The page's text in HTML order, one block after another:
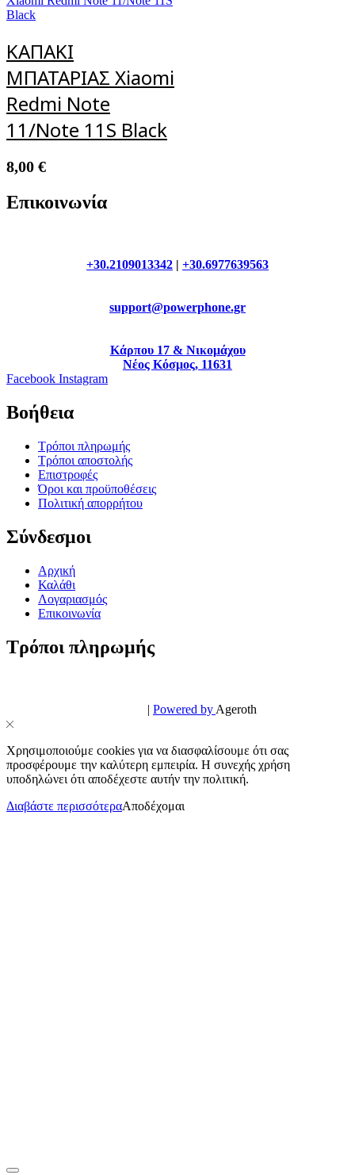
ΚΑΠΑΚΙ
ΜΠΑΤΑΡΙΑΣ Xiaomi
Redmi Note
11/Note 11S Black
8,00 €
Επικοινωνία
+30.2109013342 | +30.6977639563
support@powerphone.gr
Κάρπου 17 & Νικομάχου
Νέος Κόσμος, 11631
Facebook Instagram
Βοήθεια
Τρόποι πληρωμής
Τρόποι αποστολής
Επιστροφές
Όροι και προϋποθέσεις
Πολιτική απορρήτου
Σύνδεσμοι
Αρχική
Καλάθι
Λογαριασμός
Επικοινωνία
Τρόποι πληρωμής
| Powered by Ageroth
Χρησιμοποιούμε cookies για να διασφαλίσουμε ότι σας
προσφέρουμε την καλύτερη εμπειρία. Η συνεχής χρήση
υποδηλώνει ότι αποδέχεστε αυτήν την πολιτική.
Διαβάστε περισσότεραΑποδέχομαι